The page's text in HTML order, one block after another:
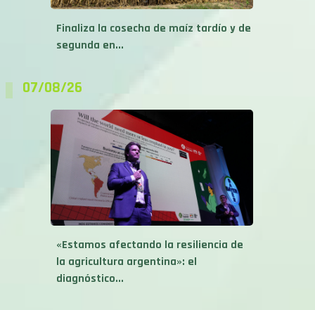
Finaliza la cosecha de maíz tardío y de
segunda en...
07/08/26
«Estamos afectando la resiliencia de
la agricultura argentina»: el
diagnóstico...